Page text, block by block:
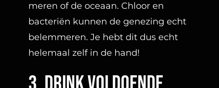
meren of de oceaan. Chloor en
bacteriën kunnen de genezing echt
belemmeren. Je hebt dit dus echt
helemaal zelf in de hand!